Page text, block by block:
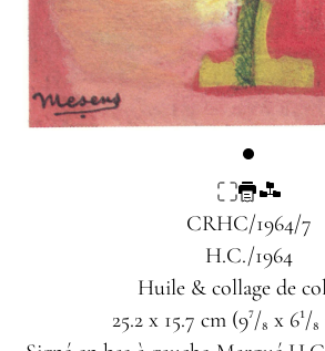
CRHC/1964/7
H.C./1964
Huile & collage de
25.2 x 15.7 cm (9⁷/₈ x 6¹/